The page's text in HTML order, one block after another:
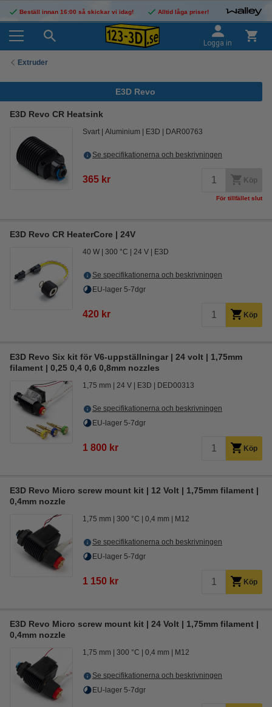
Beställ innan 16:00 så skickar vi idag! Alltid låga priser!
Logga in
Extruder
E3D Revo
E3D Revo CR Heatsink
Svart Aluminium E3D DAR00763
Se specifikationerna och beskrivningen
365 kr Köp
För tillfället slut
E3D Revo CR HeaterCore | 24V
40 W 300 °C 24 V E3D
Se specifikationerna och beskrivningen
EU-lager 5-7dgr
420 kr Köp
E3D Revo Six kit för V6-uppställningar | 24 volt | 1,75mm
filament | 0,25 0,4 0,6 0,8mm nozzles
1,75 mm 24 V E3D DED00313
Se specifikationerna och beskrivningen
EU-lager 5-7dgr
1 800 kr Köp
E3D Revo Micro screw mount kit | 12 Volt | 1,75mm filament |
0,4mm nozzle
1,75 mm 300 °C 0,4 mm M12
Se specifikationerna och beskrivningen
EU-lager 5-7dgr
1 150 kr Köp
E3D Revo Micro screw mount kit | 24 Volt | 1,75mm filament |
0,4mm nozzle
1,75 mm 300 °C 0,4 mm M12
Se specifikationerna och beskrivningen
EU-lager 5-7dgr